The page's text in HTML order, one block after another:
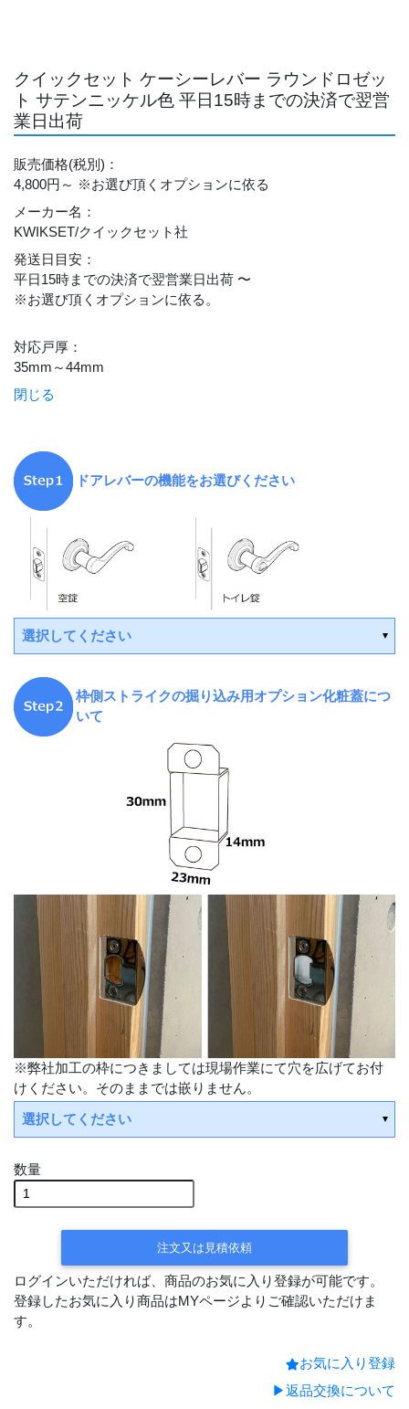
クイックセット ケーシーレバー ラウンドロゼッ
ト サテンニッケル色 平日15時までの決済で翌営
業日出荷
販売価格(税別) ：
4,800円～ ※お選び頂くオプションに依る
メーカー名 ：
KWIKSET/クイックセット社
発送日目安 ：
平日15時までの決済で翌営業日出荷 〜
※お選び頂くオプションに依る。
対応戸厚 ：
35mm～44mm
閉じる
ドアレバーの機能をお選びください
選択してください
平日15時までの決済で翌営業日出荷
枠側ストライクの掘り込み用オプション化粧蓋につ
いて
※弊社加工の枠につきましては現場作業にて穴を広げてお付
けください。そのままでは嵌りません。
選択してください
数量
注文又は見積依頼
ログインいただければ、商品のお気に入り登録が可能です。
登録したお気に入り商品はMYページよりご確認いただけま
す。
お気に入り登録
▶返品交換について